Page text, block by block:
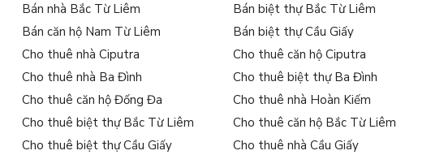
Bán nhà Bắc Từ Liêm
Bán biệt thự Bắc Từ Liêm
Bán căn hộ Nam Từ Liêm
Bán biệt thự Cầu Giấy
Cho thuê nhà Ciputra
Cho thuê căn hộ Ciputra
Cho thuê nhà Ba Đình
Cho thuê biệt thự Ba Đình
Cho thuê căn hộ Đống Đa
Cho thuê nhà Hoàn Kiếm
Cho thuê biệt thự Bắc Từ Liêm
Cho thuê căn hộ Bắc Từ Liêm
Cho thuê biệt thự Cầu Giấy
Cho thuê nhà Cầu Giấy